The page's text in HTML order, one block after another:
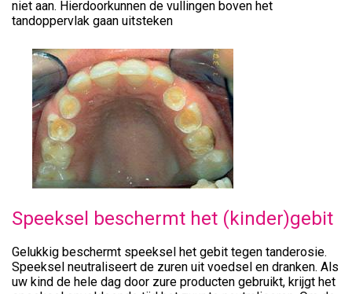
niet aan. Hierdoorkunnen de vullingen boven het
tandoppervlak gaan uitsteken
Speeksel beschermt het (kinder)gebit
Gelukkig beschermt speeksel het gebit tegen tanderosie.
Speeksel neutraliseert de zuren uit voedsel en dranken. Als
uw kind de hele dag door zure producten gebruikt, krijgt het